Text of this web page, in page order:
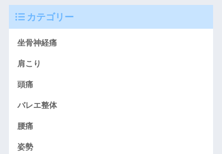
カテゴリー
坐骨神経痛
肩こり
頭痛
バレエ整体
腰痛
姿勢